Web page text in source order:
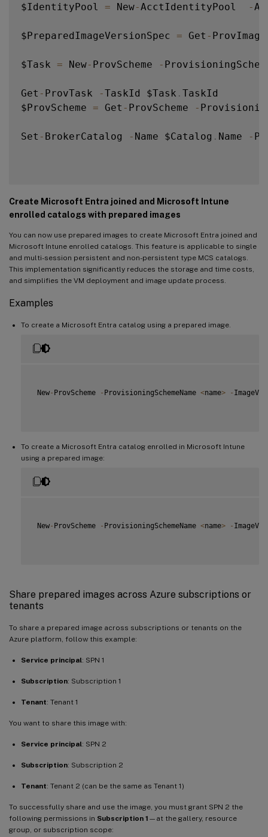
$IdentityPool = New-AcctIdentityPool -
$PreparedImageVersionSpec = Get -
$Task = New- ProvScheme -
Get - ProvTask -TaskId $Task . TaskId
$ProvScheme = Get - ProvScheme -
Set - BrokerCatalog - Name $Catalog . Name -
Create Microsoft Entra joined and Microsoft Intune
enrolled catalogs with prepared images
You can now use prepared images to create Microsoft Entra joined and
Microsoft Intune enrolled catalogs. This feature is applicable to single
and multi-session persistent and non-persistent type MCS catalogs.
This implementation significantly reduces the storage and time costs,
and simplifies the VM deployment and image update process.
Examples
To create a Microsoft Entra catalog using a prepared image.
New- ProvScheme - ProvisioningSchemeName <name> -
To create a Microsoft Entra catalog enrolled in Microsoft Intune
using a prepared image:
New- ProvScheme - ProvisioningSchemeName <name> -
Share prepared images across Azure subscriptions or
tenants
To share a prepared image across subscriptions or tenants on the
Azure platform, follow this example:
Service principal: SPN 1
Subscription: Subscription 1
Tenant: Tenant 1
You want to share this image with:
Service principal: SPN 2
Subscription: Subscription 2
Tenant: Tenant 2 (can be the same as Tenant 1)
To successfully share and use the image, you must grant SPN 2 the
following permissions in Subscription 1 —at the gallery, resource
group, or subscription scope: